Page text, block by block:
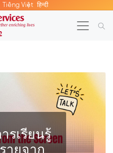
Tiếng Việt हिन्दी
รเรียนรู้
ายจาก